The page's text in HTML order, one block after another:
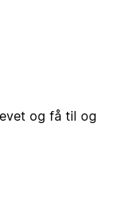
og få til og